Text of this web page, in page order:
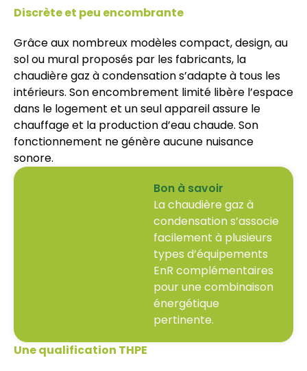
Une qualification THPE
Discrète et peu encombrante
Grâce aux nombreux modèles compact, design, au
sol ou mural proposés par les fabricants, la
chaudière gaz à condensation s’adapte à tous les
intérieurs. Son encombrement limité libère l’espace
dans le logement et un seul appareil assure le
chauffage et la production d’eau chaude. Son
fonctionnement ne génère aucune nuisance
sonore.
Bon à savoir
La chaudière gaz à
condensation s’associe
facilement à plusieurs
types d’équipements
EnR complémentaires
pour une combinaison
énergétique
pertinente.